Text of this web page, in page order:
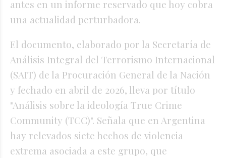
antes en un informe reservado que hoy cobra
una actualidad perturbadora.
El documento, elaborado por la Secretaría de
Análisis Integral del Terrorismo Internacional
(SAIT) de la Procuración General de la Nación
y fechado en abril de 2026, lleva por título
"Análisis sobre la ideología True Crime
Community (TCC)". Señala que en Argentina
hay relevados siete hechos de violencia
extrema asociada a este grupo, que